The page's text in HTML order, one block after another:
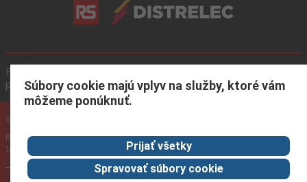
Podmienky našej webovej stránky
podmienky
Ochrana osobných údajov Súbory cookie
© RS Components GmbH 2024
RS Components GmbH, Mainzer Landstraße 180, 60327 Frankfurt am Main,
Identifikačné číslo DPH: DE 1153023 43
Súbory cookie majú vplyv na služby, ktoré vám
môžeme ponúknuť.
Prijať všetky
Spravovať súbory cookie